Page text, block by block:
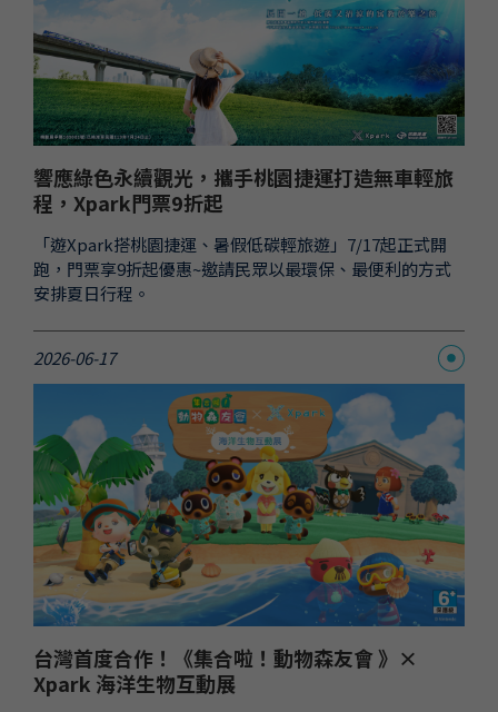
響應綠色永續觀光，攜手桃園捷運打造無車輕旅
程，Xpark門票9折起
「遊Xpark搭桃園捷運、暑假低碳輕旅遊」7/17起正式開
跑，門票享9折起優惠~邀請民眾以最環保、最便利的方式
安排夏日行程。
2026-06-17
台灣首度合作！《集合啦！動物森友會 》×
Xpark 海洋生物互動展